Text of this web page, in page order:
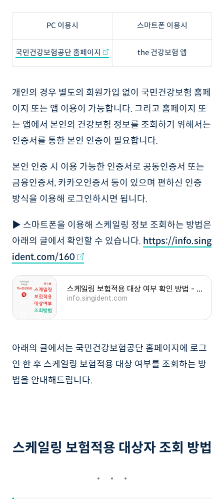
PC 이용시 스마트폰 이용시
국민건강보험공단 홈페이지 the 건강보험 앱
개인의 경우 별도의 회원가입 없이 국민건강보험 홈페
이지 또는 앱 이용이 가능합니다. 그리고 홈페이지 또
는 앱에서 본인의 건강보험 정보를 조회하기 위해서는
인증서를 통한 본인 인증이 필요합니다.
본인 인증 시 이용 가능한 인증서로 공동인증서 또는
금융인증서, 카카오인증서 등이 있으며 편하신 인증
방식을 이용해 로그인하시면 됩니다.
▶ 스마트폰을 이용해 스케일링 정보 조회하는 방법은
아래의 글에서 확인할 수 있습니다. https://info.sing
ident.com/160
스케일링 보험적용 대상 여부 확인 방법 - the건강보험 스마트폰 조회
info.singident.com
아래의 글에서는 국민건강보험공단 홈페이지에 로그
인 한 후 스케일링 보험적용 대상 여부를 조회하는 방
법을 안내해드립니다.
스케일링 보험적용 대상자 조회 방법